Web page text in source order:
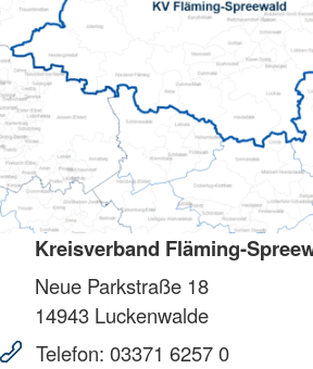
Kreisverband Fläming-
Neue Parkstraße 18
14943 Luckenwalde
Telefon: 03371 6257 0